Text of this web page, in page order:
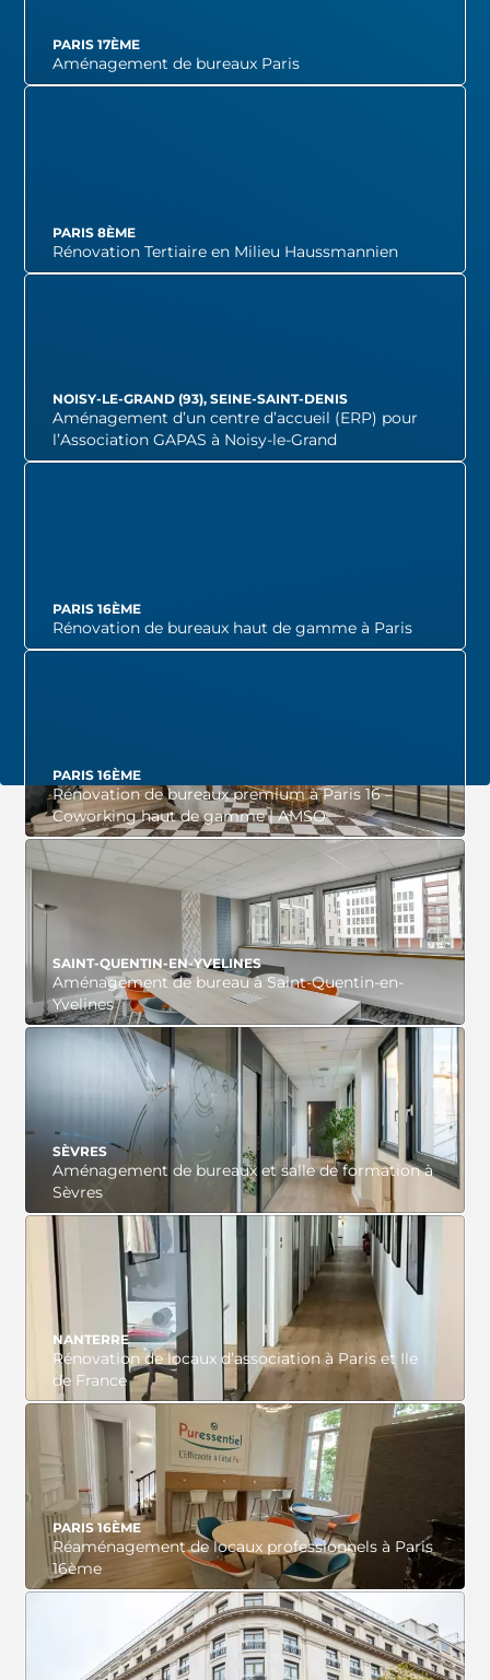
PARIS 17ÈME
Aménagement de bureaux Paris
PARIS 8ÈME
Rénovation Tertiaire en Milieu Haussmannien
NOISY-LE-GRAND (93), SEINE-SAINT-DENIS
Aménagement d’un centre d’accueil (ERP) pour
l’Association GAPAS à Noisy-le-Grand
PARIS 16ÈME
Rénovation de bureaux haut de gamme à Paris
PARIS 16ÈME
Rénovation de bureaux premium à Paris 16 –
Coworking haut de gamme | AMSO
VOIR LE PROJET
SAINT-QUENTIN-EN-YVELINES
Aménagement de bureau à Saint-Quentin-en-
Yvelines
VOIR LE PROJET
SÈVRES
Aménagement de bureaux et salle de formation à
Sèvres
VOIR LE PROJET
NANTERRE
Rénovation de locaux d’association à Paris et Ile
de France
VOIR LE PROJET
PARIS 16ÈME
Réaménagement de locaux professionnels à Paris
16ème
VOIR LE PROJET